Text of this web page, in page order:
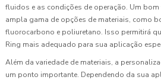
fluidos e as condições de operação. Um bom
ampla gama de opções de materiais, como
fluorocarbono e poliuretano. Isso permitirá
Ring mais adequado para sua aplicação
Além da variedade de materiais, a
um ponto importante. Dependendo da sua